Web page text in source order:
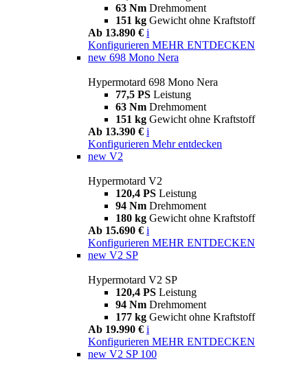
63 Nm Drehmoment
151 kg Gewicht ohne Kraftstoff
Ab 13.890 € i
Konfigurieren MEHR ENTDECKEN
new 698 Mono Nera
Hypermotard 698 Mono Nera
77,5 PS Leistung
63 Nm Drehmoment
151 kg Gewicht ohne Kraftstoff
Ab 13.390 € i
Konfigurieren Mehr entdecken
new V2
Hypermotard V2
120,4 PS Leistung
94 Nm Drehmoment
180 kg Gewicht ohne Kraftstoff
Ab 15.690 € i
Konfigurieren MEHR ENTDECKEN
new V2 SP
Hypermotard V2 SP
120,4 PS Leistung
94 Nm Drehmoment
177 kg Gewicht ohne Kraftstoff
Ab 19.990 € i
Konfigurieren MEHR ENTDECKEN
new V2 SP 100